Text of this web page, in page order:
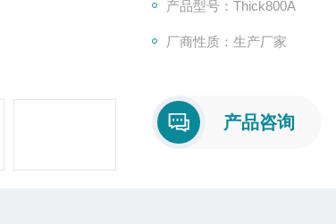
产品型号：Thick800A
厂商性质：生产厂家
产品咨询